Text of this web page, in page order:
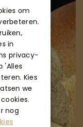
om
in
privacy-
'Alles
Kies
we
nog